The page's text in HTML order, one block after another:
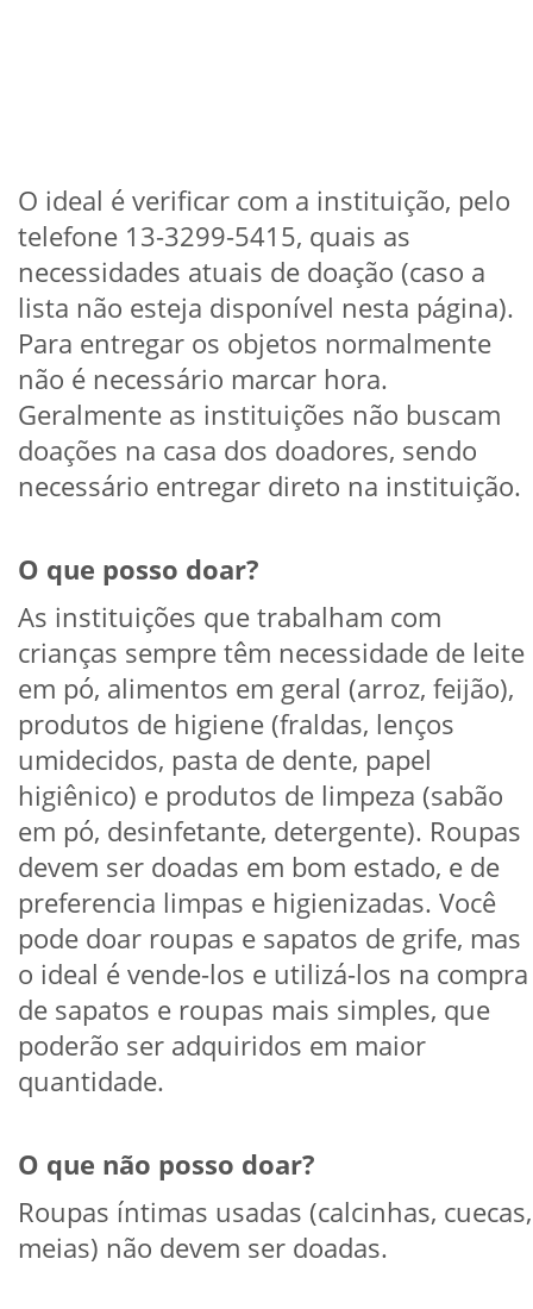
O ideal é verificar com a instituição, pelo
telefone 13-3299-5415, quais as
necessidades atuais de doação (caso a
lista não esteja disponível nesta página).
Para entregar os objetos normalmente
não é necessário marcar hora.
Geralmente as instituições não buscam
doações na casa dos doadores, sendo
necessário entregar direto na instituição.
O que posso doar?
As instituições que trabalham com
crianças sempre têm necessidade de leite
em pó, alimentos em geral (arroz, feijão),
produtos de higiene (fraldas, lenços
umidecidos, pasta de dente, papel
higiênico) e produtos de limpeza (sabão
em pó, desinfetante, detergente). Roupas
devem ser doadas em bom estado, e de
preferencia limpas e higienizadas. Você
pode doar roupas e sapatos de grife, mas
o ideal é vende-los e utilizá-los na compra
de sapatos e roupas mais simples, que
poderão ser adquiridos em maior
quantidade.
O que não posso doar?
Roupas íntimas usadas (calcinhas, cuecas,
meias) não devem ser doadas.